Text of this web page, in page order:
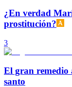
¿En verdad
prostitución?
3
El gran remedio
santo